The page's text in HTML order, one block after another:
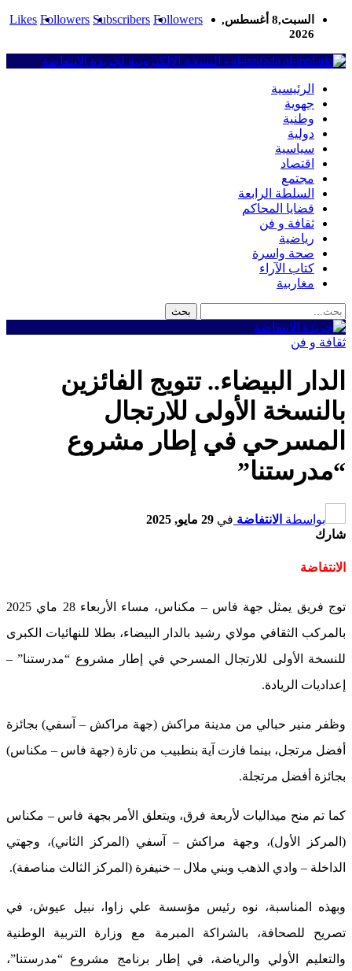
Likes Followers Subscribers Followers
السبت,8 أغسطس,
2026
al-intifada - النسخة الإلكترونية لجريدة الانتفاضة
الرئيسية
جهوية
وطنية
دولية
سياسية
اقتصاد
مجتمع
السلطة الرابعة
قضايا المحاكم
ثقافة و فن
رياضية
صحة واسرة
كتاب الآراء
مغاربية
ثقافة و فن
الدار البيضاء.. تتويج الفائزين
بالنسخة الأولى للارتجال
المسرحي في إطار مشروع
“مدرستنا”
بواسطة الانتفاضة في 29 مايو, 2025
شارك
الانتفاضة
توج فريق يمثل جهة فاس – مكناس، مساء الأربعاء 28 ماي 2025
بالمركب الثقافي مولاي رشيد بالدار البيضاء، بطلا للنهائيات الكبرى
للنسخة الأولى للارتجال المسرحي في إطار مشروع “مدرستنا” –
إعداديات الريادة.
وظفر منير حبالي من مدينة مراكش (جهة مراكش – آسفي) بجائزة
أفضل مرتجل، بينما فازت آية بنطبيب من تازة (جهة فاس – مكناس)
بجائزة أفضل مرتجلة.
كما تم منح ميداليات لأربعة فرق، ويتعلق الأمر بجهة فاس – مكناس
(المركز الأول)، وجهة مراكش – آسفي (المركز الثاني)، وجهتي
الداخلة – وادي الذهب وبني ملال – خنيفرة (المركز الثالث مناصفة).
وبهذه المناسبة، نوه رئيس مؤسسة علي زاوا، نبيل عيوش، في
تصريح للصحافة، بالشراكة المبرمة مع وزارة التربية الوطنية
والتعليم الأولي والرياضة، في إطار برنامج مشروع “مدرستنا”،